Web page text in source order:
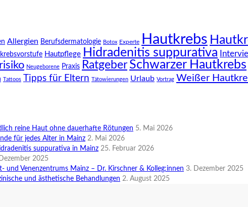
Allergien Berufsdermatologie Botox Experte Hautkrebs
Hautpflege Hidradenitis suppurativa
Neugeborene Praxis Ratgeber Schwarzer Hautkrebs
Tattoos Tipps für Eltern Tätowierungen Urlaub Vortrag Weißer
reine Haut ohne dauerhafte Rötungen 5. Mai 2026
für jedes Alter in Mainz 2. Mai 2026
suppurativa in Mainz 25. Februar 2026
2025
und Venenzentrums Mainz – Dr. Kirschner & Kolleg:innen 3. Dezember 2025
und ästhetische Behandlungen 2. August 2025